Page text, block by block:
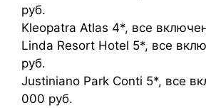
руб.
Kleopatra Atlas 4*, все
Linda Resort Hotel 5*, все
руб.
Justiniano Park Conti 5*, все
000 руб.